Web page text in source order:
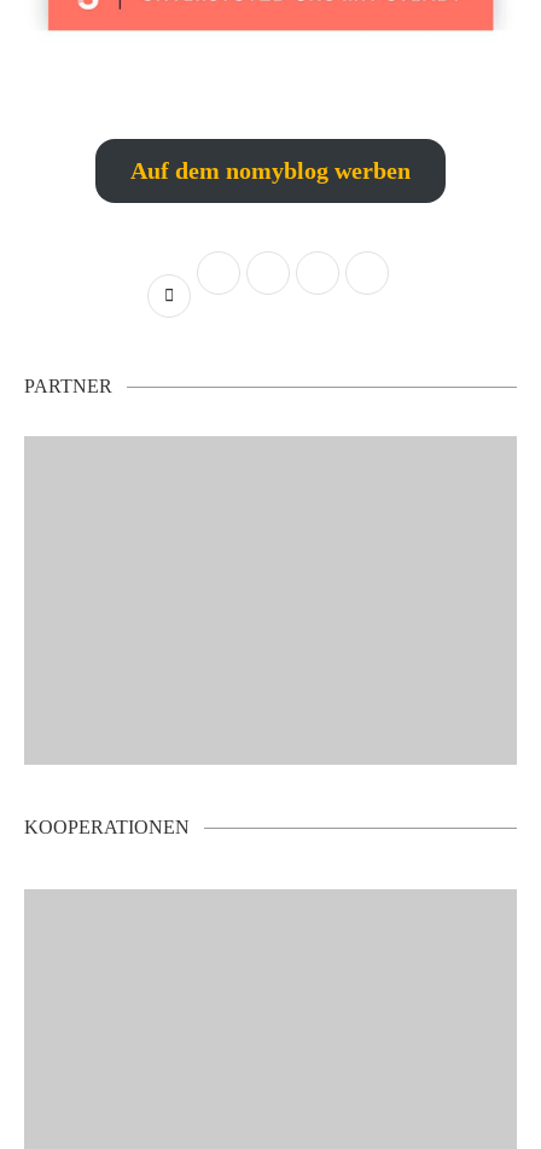
Auf dem nomyblog werben
PARTNER
KOOPERATIONEN